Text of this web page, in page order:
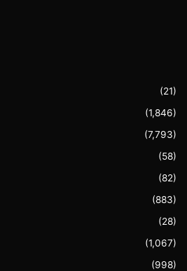
(21)
(1,846)
(7,793)
(58)
(82)
(883)
(28)
(1,067)
(998)